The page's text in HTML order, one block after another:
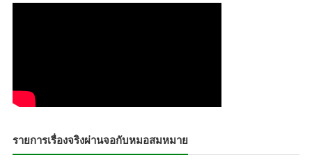
รายการเรื่องจริงผ่านจอกับหมอสมหมาย